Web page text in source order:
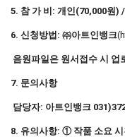
5. 참 가 비: 개인(70,000원)
6. 신청방법: ㈜아트인뱅크
음원파일은 원서접수 시 업
7. 문의사항
담당자: 아트인뱅크
8. 유의사항: ① 작품 소요